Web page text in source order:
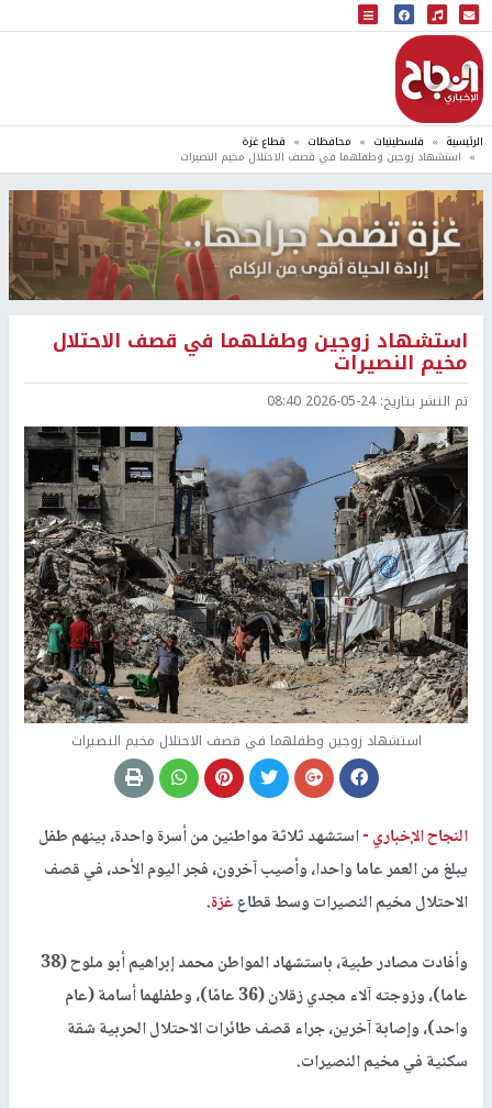
البث المباشر
إذاعة النجاح
الرئيسية فلسطينيات محافظات قطاع غزة
استشهاد زوجين وطفلهما في قصف الاحتلال مخيم النصيرات
استشهاد زوجين وطفلهما في قصف الاحتلال
مخيم النصيرات
تم النشر بتاريخ:2026-05-24 08:40
استشهاد زوجين وطفلهما في قصف الاحتلال مخيم النصيرات
النجاح الإخباري -استشهد ثلاثة مواطنين من أسرة واحدة، بينهم طفل
يبلغ من العمر عاما واحدا، وأصيب آخرون، فجر اليوم الأحد، في قصف
الاحتلال مخيم النصيرات وسط قطاعغزة.
وأفادت مصادر طبية، باستشهاد المواطن محمد إبراهيم أبو ملوح (38
عاما)، وزوجته آلاء مجدي زقلان (36 عامًا)، وطفلهما أسامة (عام
واحد)، وإصابة آخرين، جراء قصف طائرات الاحتلال الحربية شقة
سكنية في مخيم النصيرات.